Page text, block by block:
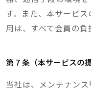
す。また、本サービ
用は、すべて会員の負
第 7 条（本サービスの
当社は、メンテナン